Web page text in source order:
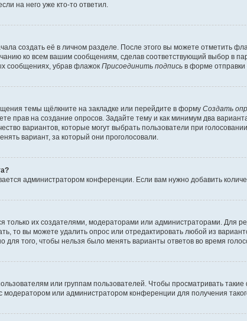
на него уже кто-то ответил.
создать её в личном разделе. После этого вы можете отметить
ко всем вашим сообщениям, сделав соответствующий выбор в
сообщениях, убрав флажок Присоединить подпись в форме
темы щёлкните на закладке или перейдите в форму Создать
прав на создание опросов. Задайте тему и как минимум два
вариантов, которые могут выбрать пользователи при
вариант, за который они проголосовали.
администратором конференции. Если вам нужно добавить
только их создателями, модераторами или администраторами. Для
то вы можете удалить опрос или отредактировать любой из
для того, чтобы нельзя было менять варианты ответов во время
или группам пользователей. Чтобы просматривать
или администратором конференции для получения